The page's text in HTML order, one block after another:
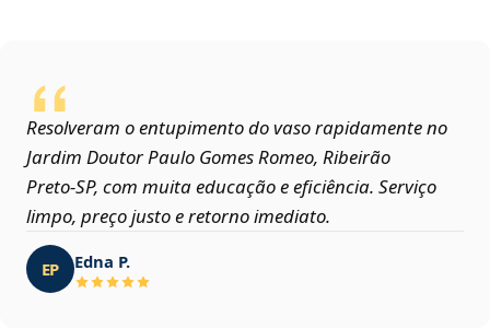
Resolveram o entupimento do vaso rapidamente no
Jardim Doutor Paulo Gomes Romeo, Ribeirão
Preto‑SP, com muita educação e eficiência. Serviço
limpo, preço justo e retorno imediato.
EP Edna P.